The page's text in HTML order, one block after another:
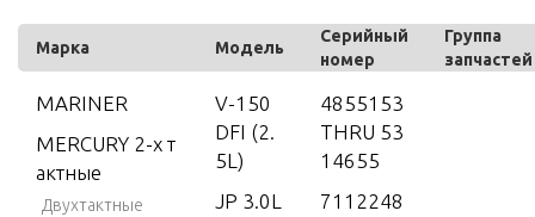
Марка Модель
Серийный
номер
Группа
запчастей
MARINER
MERCURY 2-х т
актные
Двухтактные
V-150
DFI (2.
5L)
JP 3.0L
4855153
THRU 53
14655
7112248